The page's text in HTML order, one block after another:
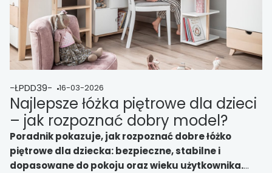
-ŁPDD39- 16-03-2026
Najlepsze łóżka piętrowe dla dzieci
– jak rozpoznać dobry model?
Poradnik pokazuje, jak rozpoznać dobre łóżko
piętrowe dla dziecka: bezpieczne, stabilne i
dopasowane do pokoju oraz wieku użytkownika.